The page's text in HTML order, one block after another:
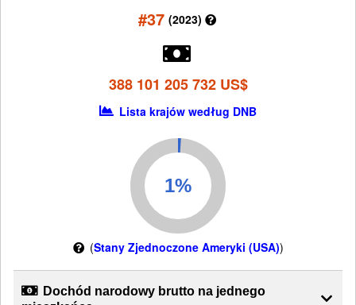
#37 (2023)
388 101 205 732 US$
Lista krajów według DNB
(Stany Zjednoczone Ameryki (USA))
Dochód narodowy brutto na jednego